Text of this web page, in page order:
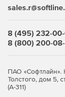
8 (495) 232-
8 (800) 200-
ПАО «Софтлайн».
Толстого, дом 5,
(А-311)